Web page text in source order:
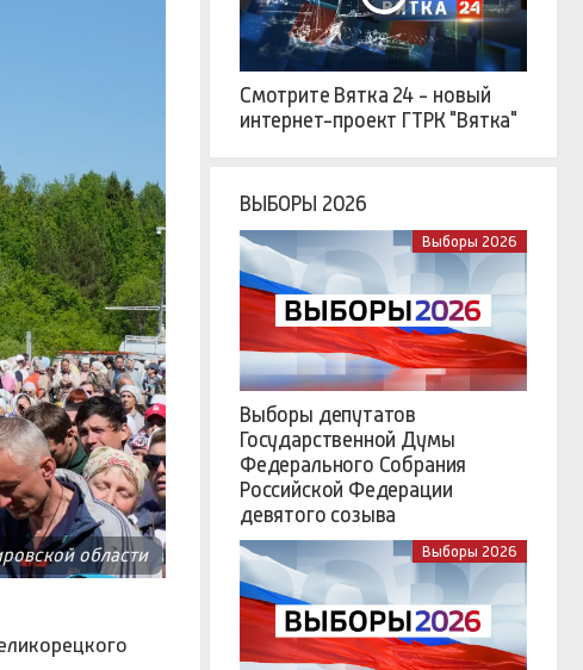
области
Смотрите Вятка 24 - новый
интернет-проект ГТРК "Вятка"
ВЫБОРЫ 2026
Выборы 2026
Выборы депутатов
Государственной Думы
Федерального Собрания
Российской Федерации
девятого созыва
Выборы 2026